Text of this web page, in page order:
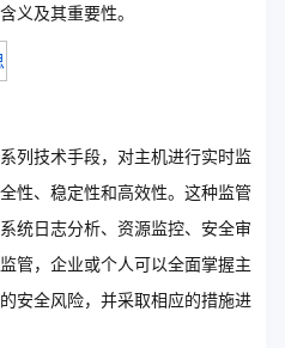
义及其重要性。
列技术手段，对主机进行实时监
性、稳定性和高效性。这种监管
统日志分析、资源监控、安全审
管，企业或个人可以全面掌握主
安全风险，并采取相应的措施进